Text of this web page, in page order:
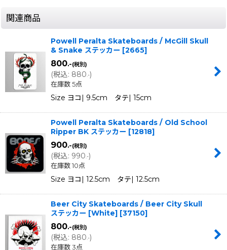
関連商品
Powell Peralta Skateboards / McGill Skull
& Snake ステッカー [2665]
800.-(税別)
(税込: 880.-)
在庫数 5点
Size ヨコ| 9.5cm タテ| 15cm
Powell Peralta Skateboards / Old School
Ripper BK ステッカー [12818]
900.-(税別)
(税込: 990.-)
在庫数 10点
Size ヨコ| 12.5cm タテ| 12.5cm
Beer City Skateboards / Beer City Skull
ステッカー [White] [37150]
800.-(税別)
(税込: 880.-)
在庫数 3点